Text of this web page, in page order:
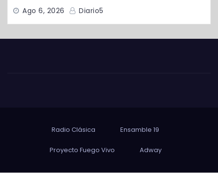
Ago 6, 2026 Diario5
Radio Clásica Ensamble 19
Proyecto Fuego Vivo Adway